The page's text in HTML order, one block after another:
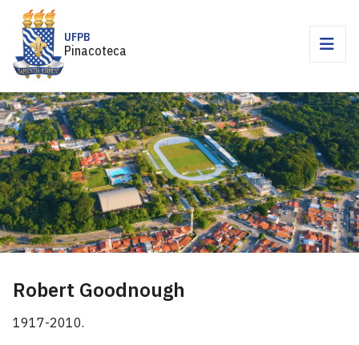
UFPB
Pinacoteca
Robert Goodnough
1917-2010.